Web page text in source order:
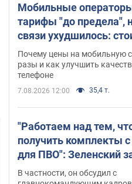
Мобильные
тарифы "до предела",
связи ухудшилось:
жаловаться на цены
Почему цены на мобильную
разы и как улучшить
телефоне
7.08.2026 12:00 35,4 т.
"Работаем над тем,
получить комплекты
для ПВО": Зеленский
доклад Драпатого и
В частности, он обсудил с